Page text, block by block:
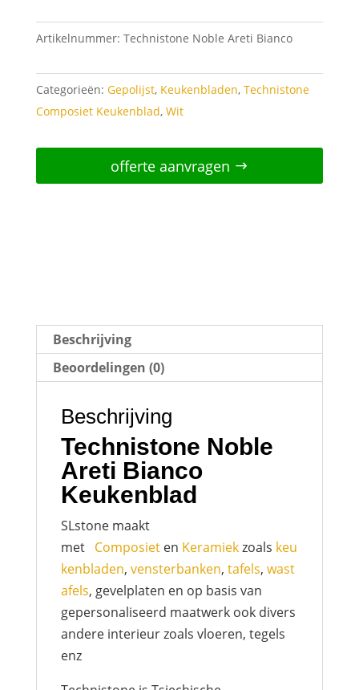
Artikelnummer: Technistone Noble Areti Bianco
Categorieën: Gepolijst, Keukenbladen, Technistone
Composiet Keukenblad, Wit
offerte aanvragen
Beschrijving
Beoordelingen (0)
Beschrijving
Technistone Noble
Areti Bianco
Keukenblad
SLstone maakt
met Composieten Keramiekzoals keu
kenbladen, vensterbanken, tafels, wast
afels, gevelplaten en op basis van
gepersonaliseerd maatwerk ook divers
andere interieur zoals vloeren, tegels
enz